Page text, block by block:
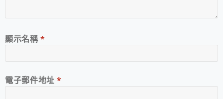
顯示名稱*
電子郵件地址*